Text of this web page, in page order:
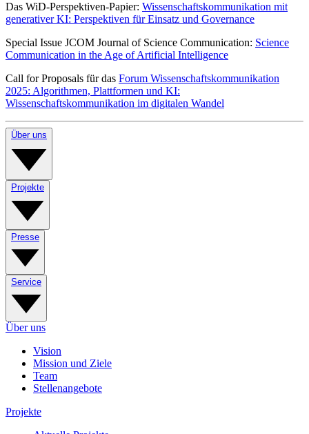
Das WiD-Perspektiven-Papier: Wissenschaftskommunikation mit
generativer KI: Perspektiven für Einsatz und Governance
Special Issue JCOM Journal of Science Communication: Science
Communication in the Age of Artificial Intelligence
Call for Proposals für das Forum Wissenschaftskommunikation
2025: Algorithmen, Plattformen und KI:
Wissenschaftskommunikation im digitalen Wandel
Über uns
Projekte
Presse
Service
Über uns
Vision
Mission und Ziele
Team
Stellenangebote
Projekte